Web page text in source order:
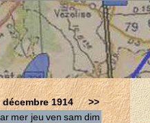
décembre 1914
>>
mer jeu ven sam dim